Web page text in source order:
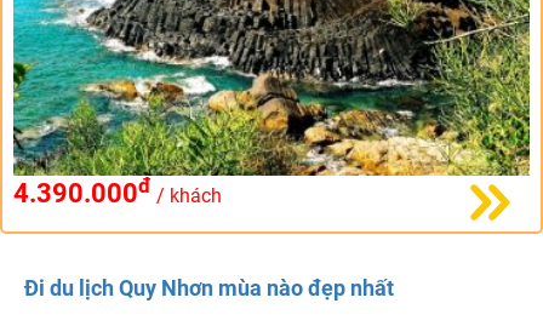
4.390.000đ / khách
Đi du lịch Quy Nhơn mùa nào đẹp nhất